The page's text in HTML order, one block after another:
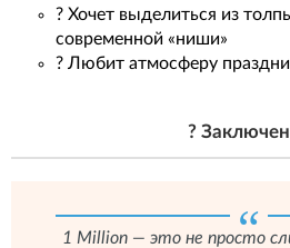
? Хочет выделиться из
современной «ниши»
? Любит атмосферу
?
1 Million — это не просто